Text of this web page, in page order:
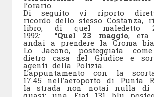
l’orario.
Di seguito vi riporto
ricordo dello stesso Costanza,
libro, di quel maledetto
1992: “Quel 23 maggio, era
andai a prendere la Croma
Lo Jacono, posteggiata
dietro casa del Giudice e
agenti della Polizia.
L’appuntamento con la
17.45 nell’aeroporto di Punta
la strada non notai nulla di